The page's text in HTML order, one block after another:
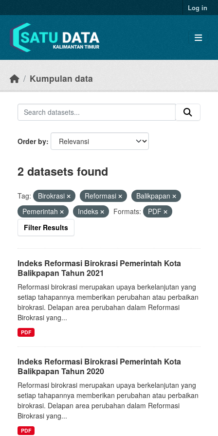
Log in
Kumpulan data
Order by
2 datasets found
Tag: Birokrasi Reformasi
Balikpapan
Pemerintah
Indeks Formats:
PDF
Filter Results
Indeks Reformasi Birokrasi Pemerintah Kota
Balikpapan Tahun 2021
Reformasi birokrasi merupakan upaya berkelanjutan yang
setiap tahapannya memberikan perubahan atau perbaikan
birokrasi. Delapan area perubahan dalam Reformasi
Birokrasi yang...
PDF
Indeks Reformasi Birokrasi Pemerintah Kota
Balikpapan Tahun 2020
Reformasi birokrasi merupakan upaya berkelanjutan yang
setiap tahapannya memberikan perubahan atau perbaikan
birokrasi. Delapan area perubahan dalam Reformasi
Birokrasi yang...
PDF